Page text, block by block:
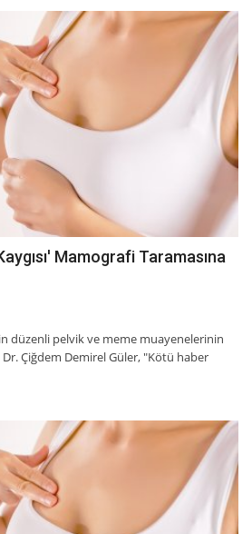
Mamografi Taramasına
düzenli pelvik ve meme muayenelerinin
Çiğdem Demirel Güler, "Kötü haber